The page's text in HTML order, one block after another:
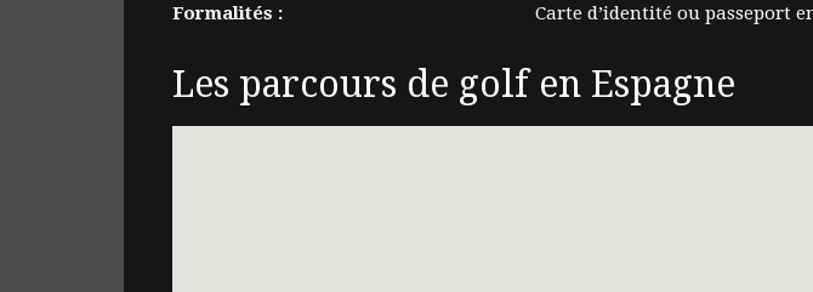
Formalités : Carte d’identité ou passeport
Les parcours de golf en Espagne